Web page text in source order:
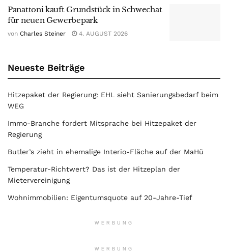
Panattoni kauft Grundstück in Schwechat
für neuen Gewerbepark
von Charles Steiner 4. AUGUST 2026
Neueste Beiträge
Hitzepaket der Regierung: EHL sieht Sanierungsbedarf beim
WEG
Immo-Branche fordert Mitsprache bei Hitzepaket der
Regierung
Butler’s zieht in ehemalige Interio-Fläche auf der MaHü
Temperatur-Richtwert? Das ist der Hitzeplan der
Mietervereinigung
Wohnimmobilien: Eigentumsquote auf 20-Jahre-Tief
WERBUNG
WERBUNG